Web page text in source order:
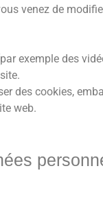
venez de
exemple des
des cookies,
web.